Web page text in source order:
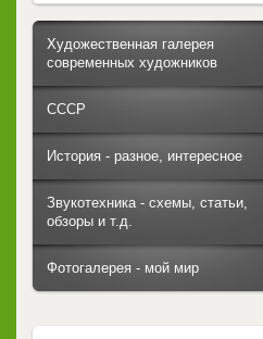
Художественная галерея
современных художников
СССР
История - разное, интересное
Звукотехника - схемы, статьи,
обзоры и т.д.
Фотогалерея - мой мир